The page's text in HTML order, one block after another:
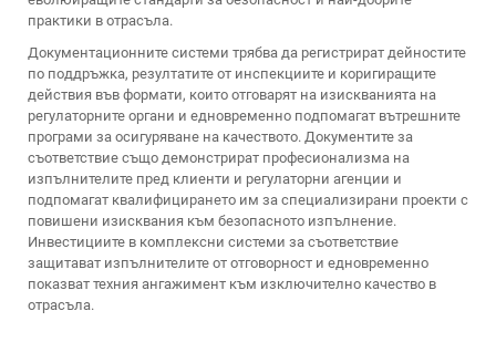
практики в отрасъла.
Документационните системи трябва да регистрират дейностите
по поддръжка, резултатите от инспекциите и коригиращите
действия във формати, които отговарят на изискванията на
регулаторните органи и едновременно подпомагат вътрешните
програми за осигуряване на качеството. Документите за
съответствие също демонстрират професионализма на
изпълнителите пред клиенти и регулаторни агенции и
подпомагат квалифицирането им за специализирани проекти с
повишени изисквания към безопасното изпълнение.
Инвестициите в комплексни системи за съответствие
защитават изпълнителите от отговорност и едновременно
показват техния ангажимент към изключително качество в
отрасъла.